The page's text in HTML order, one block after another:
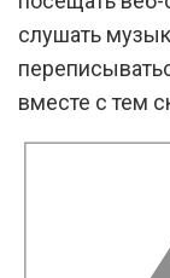
слушать
вместе с тем